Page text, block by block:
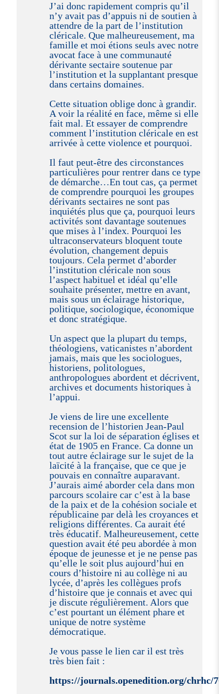
J’ai donc rapidement compris qu’il
n’y avait pas d’appuis ni de soutien à
attendre de la part de l’institution
cléricale. Que malheureusement, ma
famille et moi étions seuls avec notre
avocat face à une communauté
dérivante sectaire soutenue par
l’institution et la supplantant presque
dans certains domaines.
Cette situation oblige donc à grandir.
A voir la réalité en face, même si elle
fait mal. Et essayer de comprendre
comment l’institution cléricale en est
arrivée à cette violence et pourquoi.
Il faut peut-être des circonstances
particulières pour rentrer dans ce type
de démarche…En tout cas, ça permet
de comprendre pourquoi les groupes
dérivants sectaires ne sont pas
inquiétés plus que ça, pourquoi leurs
activités sont davantage soutenues
que mises à l’index. Pourquoi les
ultraconservateurs bloquent toute
évolution, changement depuis
toujours. Cela permet d’aborder
l’institution cléricale non sous
l’aspect habituel et idéal qu’elle
souhaite présenter, mettre en avant,
mais sous un éclairage historique,
politique, sociologique, économique
et donc stratégique.
Un aspect que la plupart du temps,
théologiens, vaticanistes n’abordent
jamais, mais que les sociologues,
historiens, politologues,
anthropologues abordent et décrivent,
archives et documents historiques à
l’appui.
Je viens de lire une excellente
recension de l’historien Jean-Paul
Scot sur la loi de séparation églises et
état de 1905 en France. Ca donne un
tout autre éclairage sur le sujet de la
laïcité à la française, que ce que je
pouvais en connaître auparavant.
J’aurais aimé aborder cela dans mon
parcours scolaire car c’est à la base
de la paix et de la cohésion sociale et
républicaine par delà les croyances et
religions différentes. Ca aurait été
très éducatif. Malheureusement, cette
question avait été peu abordée à mon
époque de jeunesse et je ne pense pas
qu’elle le soit plus aujourd’hui en
cours d’histoire ni au collège ni au
lycée, d’après les collègues profs
d’histoire que je connais et avec qui
je discute régulièrement. Alors que
c’est pourtant un élément phare et
unique de notre système
démocratique.
Je vous passe le lien car il est très
très bien fait :
https://journals.openedition.org/chrhc/